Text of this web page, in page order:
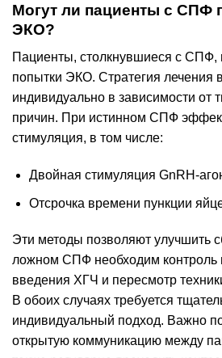
Могут ли пациенты с СПФ
ЭКО?
Пациенты, столкнувшиеся с СПФ,
попытки ЭКО. Стратегия лечения
индивидуально в зависимости от
причин. При истинном СПФ
стимуляция, в том числе:
Двойная стимуляция GnRH-
Отсрочка времени пункции
Эти методы позволяют улучшить
ложном СПФ необходим контроль
введения ХГЧ и пересмотр
В обоих случаях требуется
индивидуальный подход. Важно
открытую коммуникацию между